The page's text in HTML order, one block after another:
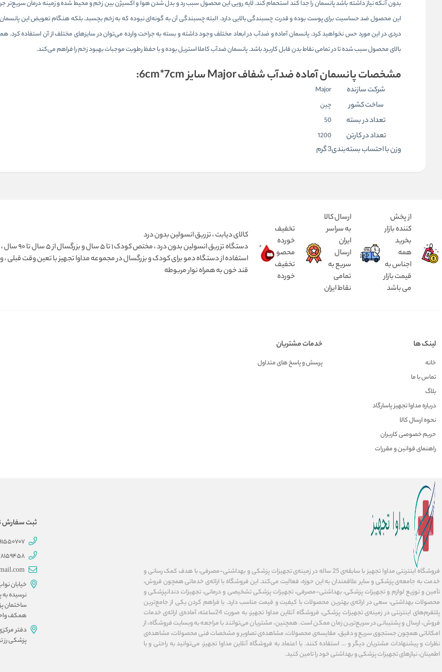
بدون آنکه نیاز داشته باشد پانسمان را جدا کند استحمام کند. لایه رویی این محصول سبب رد و بدل شدن هوا و اکسیژن بین زخم و محیط شده و زمینه درمان سریع‌تر
این محصول ضد حساسیت برای پوست بوده و قدرت چسبندگی بالایی دارد. البته چسبندگی آن به گونه‌ای نبوده که به زخم بچسبد. بلکه هنگام تعویض این
دردی در این مورد حس نخواهید کرد. پانسمان آماده و ضدآب در ابعاد مختلف وجود داشته و بسته به جراحت وارده می‌توان در سایزهای مختلف از آن استفاده کرد.
بالای محصول سبب شده تا در تمامی نقاط بدن قابل کاربرد باشد. پانسمان ضدآب کاملا استریل بوده و با حفظ رطوبت موجبات بهبود زخم را فراهم می‌کند.
مشخصات پانسمان آماده ضدآب شفاف Major سایز 6cm*7cm:
شرکت سازنده Major
ساخت کشور چین
تعداد در بسته 50
تعداد در کارتن 1200
وزن با احتساب بسته‌بندی3 گرم
از پخش
کننده بازار
بخرید
همه
اجناس به
قیمت بازار
می باشد
ارسال کالا
به سراسر
ایران
ارسال
سریع به
تمامی
نقاط ایران
تخفیف
خورده
محصولات
تخفیف
خورده
کالای دیابت ، تزریق انسولین بدون درد
دستگاه تزریق
استفاده از دستگاه دمو برای کودک و بزرگسال در مجموعه مداوا تجهیز با تعین وقت
قند خون به همراه نوار مربوطه
لینک ها
خانه
تماس با ما
بلاگ
درباره مداوا تجهیز پاسارگاد
نحوه ارسال کالا
حریم خصوصی کاربران
راهنمای قوانین و مقررات
خدمات مشتریان
پرسش و پاسخ های متداول
فروشگاه اینترنتی مداوا تجهیز با سابقه‌ی 25 ساله در زمینه‌ی تجهیزات پزشکی و بهداشتی-مصرفی، با هدف کمک رسانی و
خدمت به جامعه‌ی پزشکی و سایر علاقمندان به این حوزه، فعالیت می‌کند. این فروشگاه با ارائه‌ی خدماتی همچون فروش،
تأمین و توزیع لوازم و تجهیزات پزشکی، بهداشتی-مصرفی، تجهیزات پزشکی تشخیصی و درمانی، تجهیزات دندانپزشکی و
محصولات بهداشتی، سعی در ارائه‌ی بهترین محصولات با کیفیت و قیمت مناسب دارد. با فراهم کردن یکی از جامع‌ترین
پلتفرم‌های اینترنتی در زمینه‌ی تجهیزات پزشکی، فروشگاه آنلاین مداوا تجهیز، به صورت 24ساعته، آماده‌ی ارائه‌ی خدمات
فروش، ارسال و پشتیبانی در سریع‌ترین زمان ممکن است. همچنین، مشتریان می‌توانند با مراجعه به وبسایت فروشگاه، از
امکاناتی همچون جستجوی سریع و دقیق، مقایسه‌ی محصولات، مشاهده‌ی تصاویر و مشخصات فنی محصولات، مشاهده‌ی
نظرات و پیشنهادات مشتریان دیگر و ... استفاده کنند. با اعتماد به فروشگاه آنلاین مداوا تجهیز، می‌توانید به راحتی و با
اطمینان، نیازهای تجهیزات پزشکی و بهداشتی خود را تامین کنید.
ثبت سفارش تلفنی
خیابان
نرسیده
ساختمان
همکف واحد ۱۰
دفتر
پزشکی رز